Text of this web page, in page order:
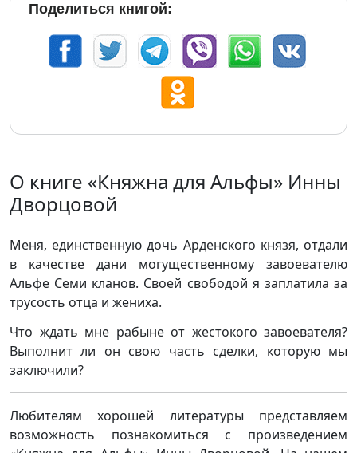
Поделиться книгой:
О книге «Княжна для Альфы» Инны
Дворцовой
Меня, единственную дочь Арденского князя, отдали
в качестве дани могущественному завоевателю
Альфе Семи кланов. Своей свободой я заплатила за
трусость отца и жениха.
Что ждать мне рабыне от жестокого завоевателя?
Выполнит ли он свою часть сделки, которую мы
заключили?
Любителям хорошей литературы представляем
возможность познакомиться с произведением